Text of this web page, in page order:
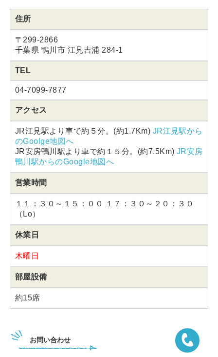
住所
〒299-2866
千葉県 鴨川市 江見吉浦 284-1
TEL
04-7099-7877
アクセス
JR江見駅より車で約５分。(約1.7Km) JR江見駅から
のGoolge地図へ
JR安房鴨川駅より車で約１５分。(約7.5Km) JR安房
鴨川駅からのGoogle地図へ
営業時間
１１：３０～１５：００ １７：３０～２０：３０
（Lo）
休業日
木曜日
部屋設備
約15席
お問い合わせ